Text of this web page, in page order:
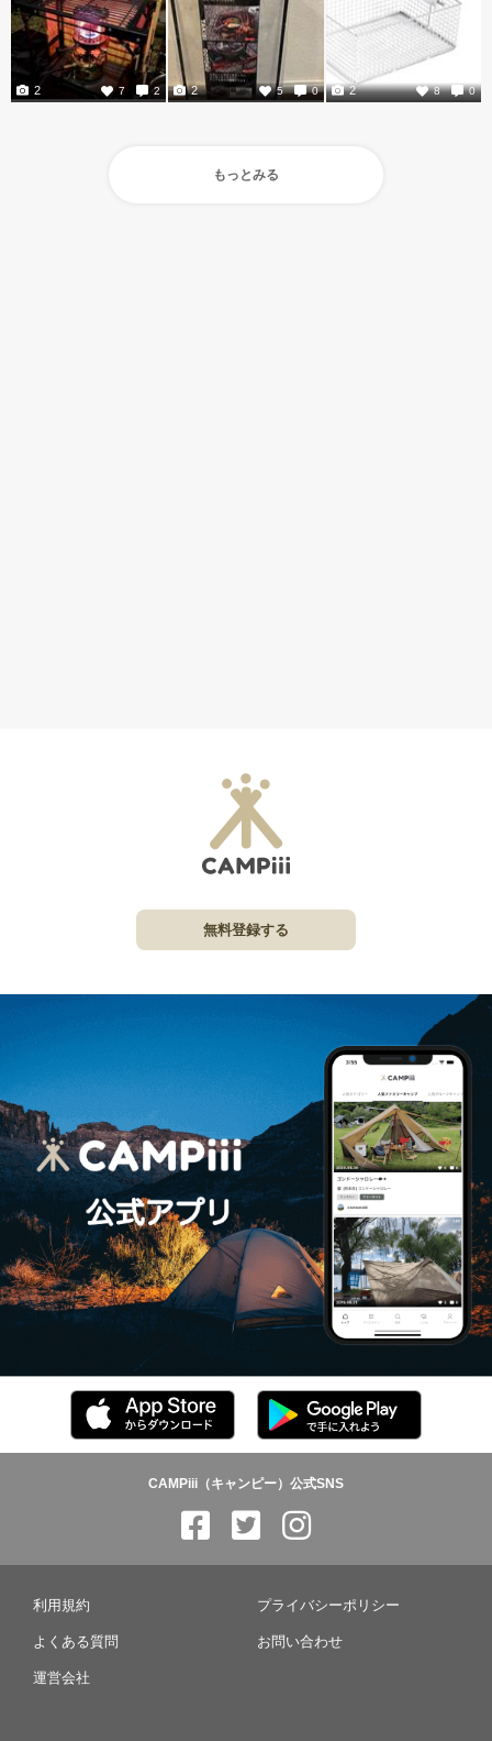
7 2
2 5 0
2 8 0
2
もっとみる
無料登録する
CAMPiii（キャンピー）公式SNS
利用規約 プライバシーポリシー
よくある質問 お問い合わせ
運営会社